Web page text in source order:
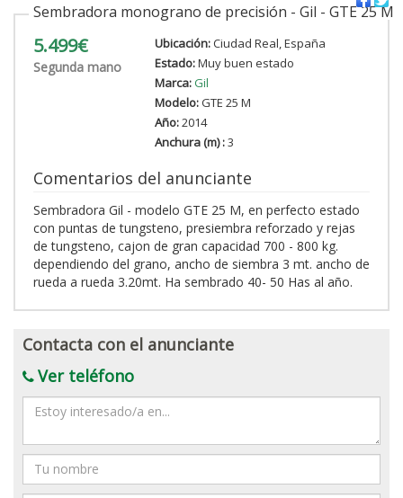
Sembradora monograno de precisión - Gil - GTE 25 M
5.499€
Segunda mano
Ubicación:Ciudad Real, España
Estado:Muy buen estado
Marca:Gil
Modelo:GTE 25 M
Año:2014
Anchura (m) :3
Comentarios del anunciante
Sembradora Gil - modelo GTE 25 M, en perfecto estado
con puntas de tungsteno, presiembra reforzado y rejas
de tungsteno, cajon de gran capacidad 700 - 800 kg.
dependiendo del grano, ancho de siembra 3 mt. ancho de
rueda a rueda 3.20mt. Ha sembrado 40- 50 Has al año.
Contacta con el anunciante
Ver teléfono
Mensaje
Nombre